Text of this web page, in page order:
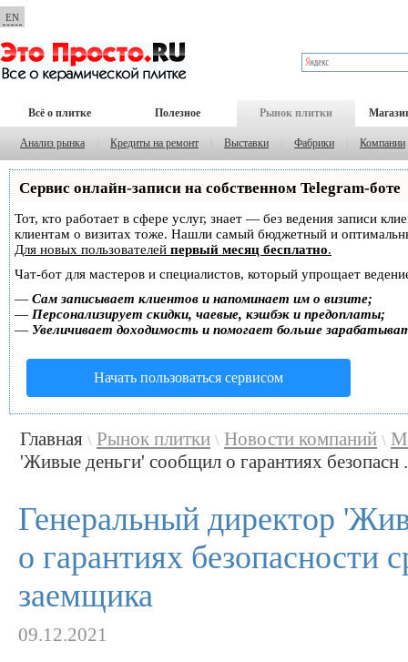
EN
Всё о плитке Полезное Рынок плитки
Анализ рынка Кредиты на ремонт Выставки Фабрики Компании
Сервис онлайн-записи на собственном Telegram-боте
Тот, кто работает в сфере услуг, знает — без ведения записи
клиентам о визитах тоже. Нашли самый бюджетный и
Для новых пользователей первый месяц бесплатно.
Чат-бот для мастеров и специалистов, который упрощает
— Сам записывает клиентов и напоминает им о визите;
— Персонализирует скидки, чаевые, кэшбэк и предоплаты;
— Увеличивает доходимость и помогает больше
Начать пользоваться сервисом
Главная \ Рынок плитки \ Новости компаний \
'Живые деньги' сообщил о гарантиях безопасн
Генеральный директор
о гарантиях безопасности
заемщика
09.12.2021